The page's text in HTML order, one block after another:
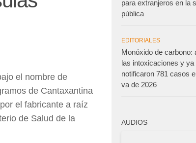
el nombre de
de Cantaxantina
el fabricante a raíz
de Salud de la
para extranjeros en la
pública
EDITORIALES
Monóxido de carbono:
las intoxicaciones y ya
notificaron 781 casos
va de 2026
AUDIOS